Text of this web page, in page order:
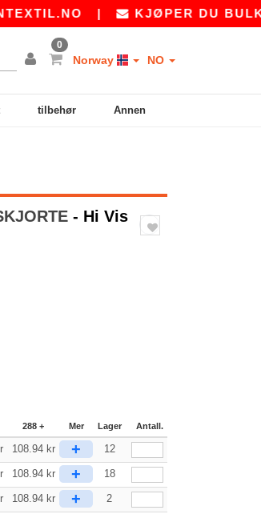
| KJØPER DU BULK?
0
Norway NO
tilbehør Annen
- Hi Vis
288 + Mer Lager Antall.
108.94 kr + 12
108.94 kr + 18
108.94 kr + 2